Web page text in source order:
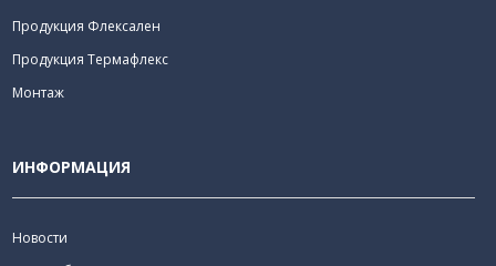
Продукция Флексален
Продукция Термафлекс
Монтаж
ИНФОРМАЦИЯ
Новости